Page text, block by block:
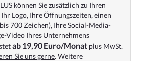
können Sie zusätzlich zu Ihren
Logo, Ihre Öffnungszeiten, einen
700 Zeichen), Ihre Social-Media-
Video Ihres Unternehmens
ab 19,90 Euro/Monat plus MwSt.
Sie uns gerne. Weitere